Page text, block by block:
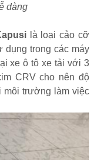
dàng
là loại cảo cỡ
dụng trong các máy
xe ô tô xe tải với 3
CRV cho nên độ
trường làm việc